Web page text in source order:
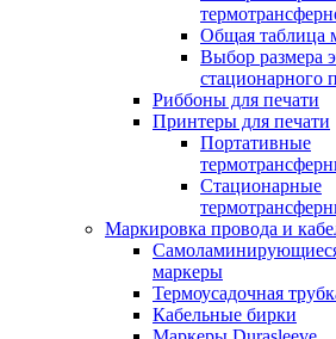
Общая таблица
Выбор размера
стационарного
Риббоны для печати
Принтеры для печати
Портативные
Стационарные
Маркировка провода и
маркеры
Термоусадочная
Кабельные бирки